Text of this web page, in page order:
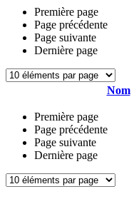
Première page
Page précédente
Page suivante
Dernière page
Nom
Première page
Page précédente
Page suivante
Dernière page